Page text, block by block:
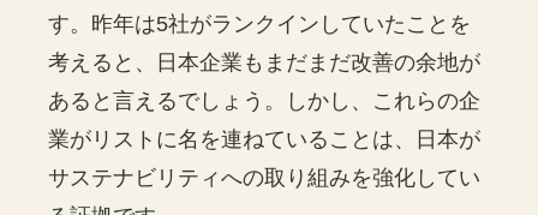
す。昨年は5社がランクインしていたことを
考えると、日本企業もまだまだ改善の余地が
あると言えるでしょう。しかし、これらの企
業がリストに名を連ねていることは、日本が
サステナビリティへの取り組みを強化してい